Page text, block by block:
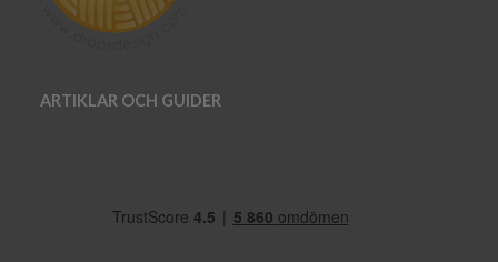
ARTIKLAR OCH GUIDER